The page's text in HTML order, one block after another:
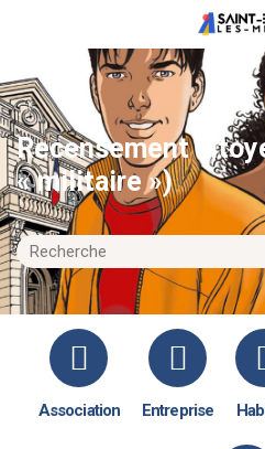
Recensement
« militaire »)
Association Entreprise